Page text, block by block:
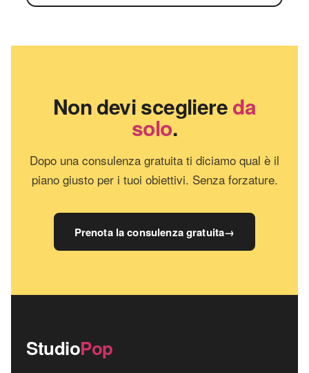
Non devi scegliereda
solo.
Dopo una consulenza gratuita ti diciamo qual è il
piano giusto per i tuoi obiettivi. Senza forzature.
Prenota la consulenza gratuita→
StudioPop